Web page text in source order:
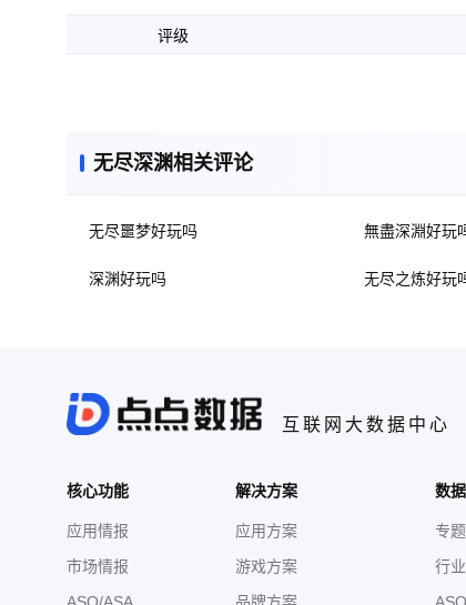
评级
无尽深渊相关评论
无尽噩梦好玩吗 無盡深淵好玩
深渊好玩吗 无尽之炼好玩
互联网大数据中心
核心功能
应用情报
市场情报
解决方案
应用方案
游戏方案
数
专
行